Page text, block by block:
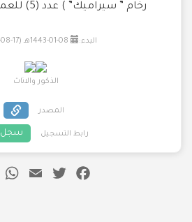
رخام ” سيراميك” ) عدد (5) للعمل في مدينة جدة.
البدء:
الذكور والاناث
المصدر
رابط التسجيل سجل
Facebook
Twitter
Email